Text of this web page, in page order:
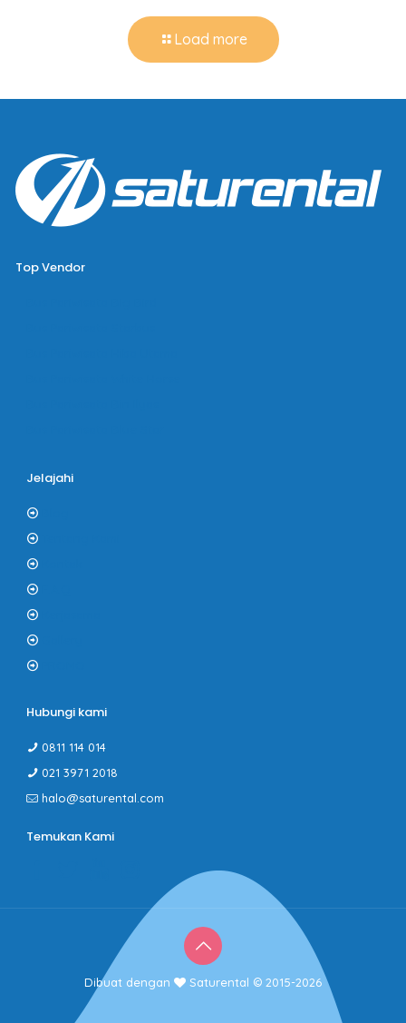
Load more
Top Vendor
Jelajahi
Hubungi kami
0811 114 014
021 3971 2018
halo@saturental.com
Temukan Kami
Dibuat dengan Saturental © 2015-2026